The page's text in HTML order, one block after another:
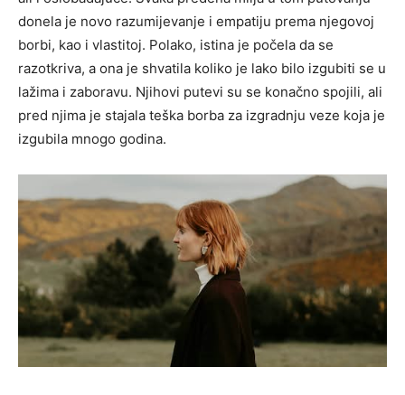
donela je novo razumijevanje i empatiju prema njegovoj
borbi, kao i vlastitoj. Polako, istina je počela da se
razotkriva, a ona je shvatila koliko je lako bilo izgubiti se u
lažima i zaboravu. Njihovi putevi su se konačno spojili, ali
pred njima je stajala teška borba za izgradnju veze koja je
izgubila mnogo godina.